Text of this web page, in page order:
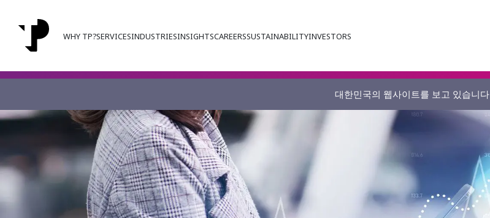
WHY TP?SERVICESINDUSTRIESINSIGHTSCAREERSSUSTAINABILITYINVESTORS
대한민국의 웹사이트를 보고 있습니다